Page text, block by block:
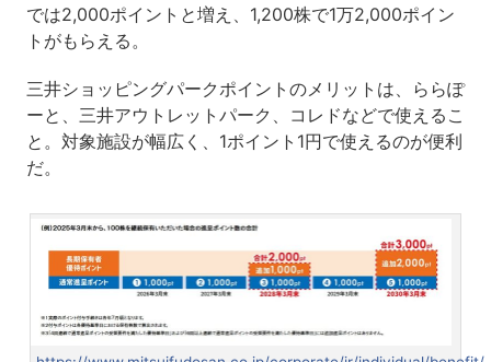
では2,000ポイントと増え、1,200株で1万2,000ポイン
トがもらえる。
三井ショッピングパークポイントのメリットは、ららぽ
ーと、三井アウトレットパーク、コレドなどで使えるこ
と。対象施設が幅広く、1ポイント1円で使えるのが便利
だ。